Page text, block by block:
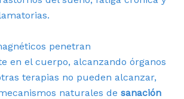
penetran
en el cuerpo, alcanzando órganos
terapias no pueden alcanzar,
naturales de sanación